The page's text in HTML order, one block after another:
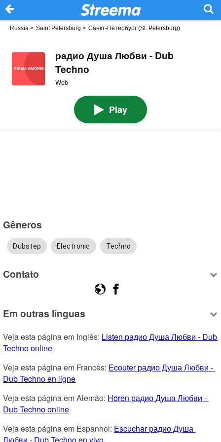
Russia > Saint Petersburg > Санкт-Петербург (St. Petersburg)
радио Душа Любви - Dub
Techno
Web
Play
Gêneros
Dubstep Electronic Techno
Contato
Em outras línguas
Veja esta página em Inglês: Listen радио Душа Любви - Dub
Techno online
Veja esta página em Francês: Ecouter радио Душа Любви -
Dub Techno en ligne
Veja esta página em Alemão: Hören радио Душа Любви -
Dub Techno online
Veja esta página em Espanhol: Escuchar радио Душа
Любви - Dub Techno en vivo